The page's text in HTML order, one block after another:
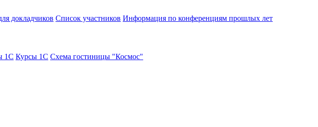
докладчиков Список участников Информация по конференциям прошлых лет
1С Курсы 1С Схема гостиницы "Космос"